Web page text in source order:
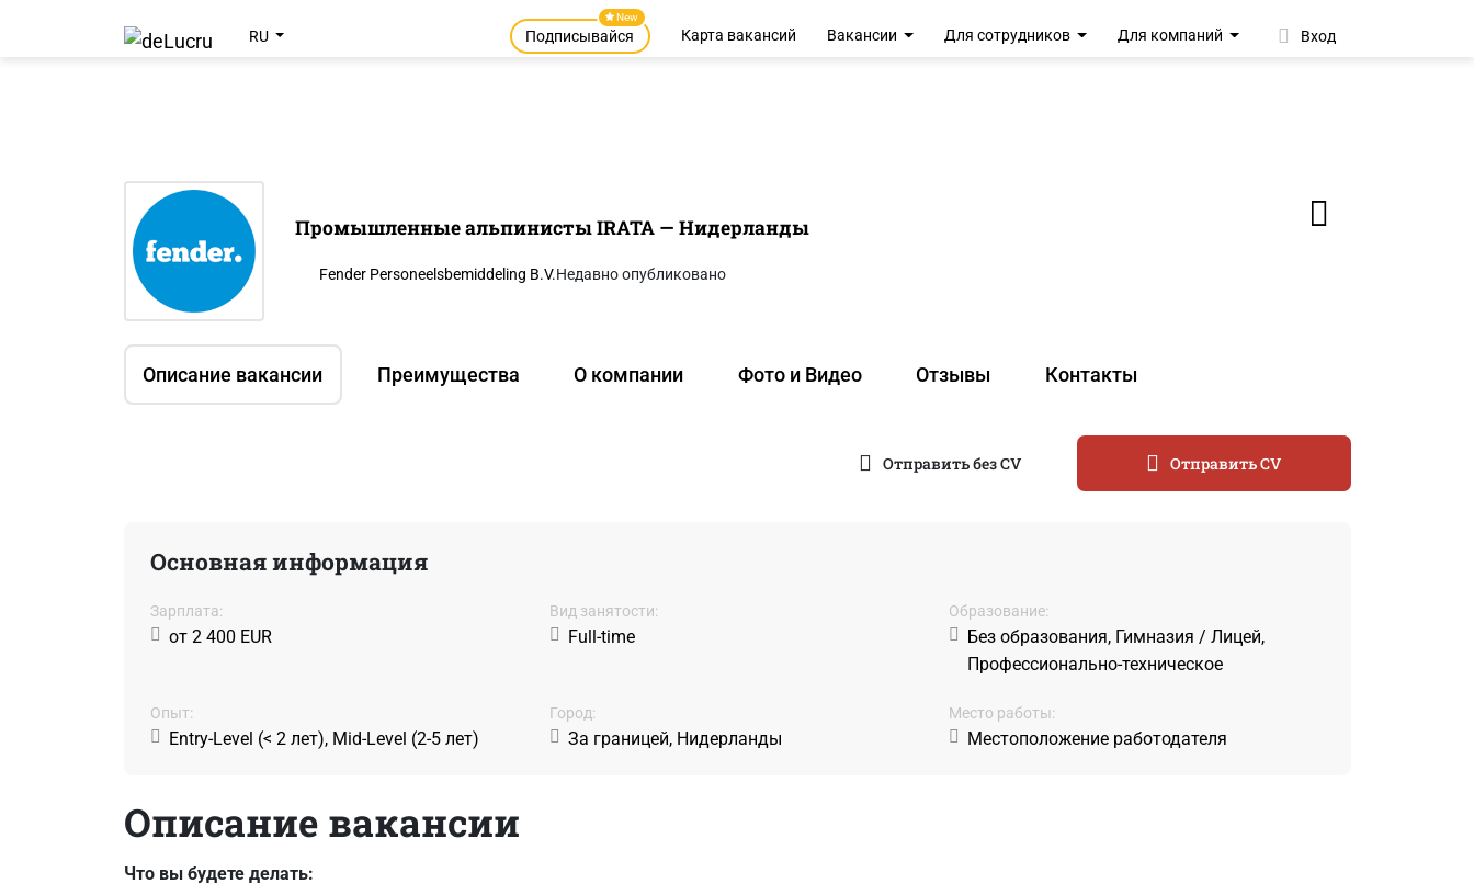
RU
New
Подписывайся Карта вакансий Вакансии Для сотрудников Для компаний Вход
Промышленные альпинисты IRATA — Нидерланды
Fender Personeelsbemiddeling B.V.Недавно опубликовано
Описание вакансии Преимущества О компании Фото и Видео Отзывы Контакты
Отправить без CV Отправить CV
Основная информация
Зарплата:
от 2 400 EUR
Вид занятости:
Full-time
Образование:
Без образования, Гимназия / Лицей,
Профессионально-техническое
Oпыт:
Entry-Level (< 2 лет), Mid-Level (2-5 лет)
Город:
За границей, Нидерланды
Место работы:
Местоположение работодателя
Описание вакансии
Что вы будете делать: